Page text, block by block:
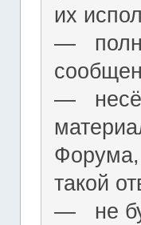
их
―
―
Форума,
такой
― не